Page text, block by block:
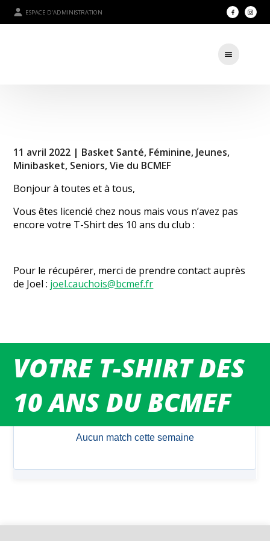
ESPACE D'ADMINISTRATION
VOTRE T-SHIRT DES
10 ANS DU BCMEF
11 avril 2022 | Basket Santé, Féminine, Jeunes,
Minibasket, Seniors,Vie du BCMEF
Bonjour à toutes et à tous,
Vous êtes licencié chez nous mais vous n’avez pas
encore votre T-Shirt des 10 ans du club :
Pour le récupérer, merci de prendre contact auprès
de Joel : joel.cauchois@bcmef.fr
MATCHS DU WEEK-END